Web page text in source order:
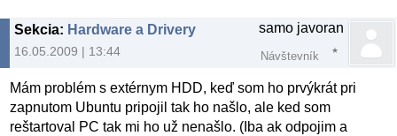
Sekcia: Hardware a Drivery
16.05.2009 | 13:44
samo javoran
Návštevník
Mám problém s extérnym HDD, keď som ho prvýkrát pri
zapnutom Ubuntu pripojil tak ho našlo, ale ked som
reštartoval PC tak mi ho už nenašlo. (Iba ak odpojim a